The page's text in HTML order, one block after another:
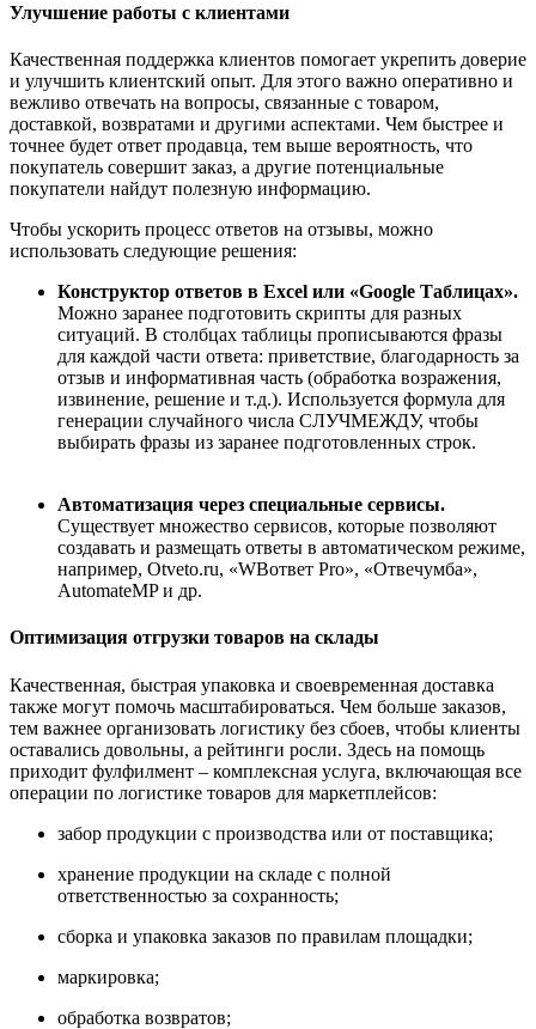
Улучшение работы с клиентами
Качественная поддержка клиентов помогает укрепить доверие
и улучшить клиентский опыт. Для этого важно оперативно и
вежливо отвечать на вопросы, связанные с товаром,
доставкой, возвратами и другими аспектами. Чем быстрее и
точнее будет ответ продавца, тем выше вероятность, что
покупатель совершит заказ, а другие потенциальные
покупатели найдут полезную информацию.
Чтобы ускорить процесс ответов на отзывы, можно
использовать следующие решения:
Конструктор ответов в Excel или «Google Таблицах».
Можно заранее подготовить скрипты для разных
ситуаций. В столбцах таблицы прописываются фразы
для каждой части ответа: приветствие, благодарность за
отзыв и информативная часть (обработка возражения,
извинение, решение и т.д.). Используется формула для
генерации случайного числа СЛУЧМЕЖДУ, чтобы
выбирать фразы из заранее подготовленных строк.
Автоматизация через специальные сервисы.
Существует множество сервисов, которые позволяют
создавать и размещать ответы в автоматическом режиме,
например, Otveto.ru, «WBответ Pro», «Отвечумба»,
AutomateMP и др.
Оптимизация отгрузки товаров на склады
Качественная, быстрая упаковка и своевременная доставка
также могут помочь масштабироваться. Чем больше заказов,
тем важнее организовать логистику без сбоев, чтобы клиенты
оставались довольны, а рейтинги росли. Здесь на помощь
приходит фулфилмент – комплексная услуга, включающая все
операции по логистике товаров для маркетплейсов:
забор продукции с производства или от поставщика;
хранение продукции на складе с полной
ответственностью за сохранность;
сборка и упаковка заказов по правилам площадки;
маркировка;
обработка возвратов;